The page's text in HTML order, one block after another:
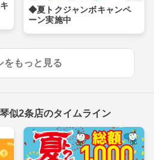
◆夏トクジャンボキャンペ
ーン実施中
をもっと見る
似2条店のタイムライン